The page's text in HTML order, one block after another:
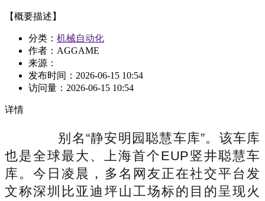
【概要描述】
分类： 机械自动化
作者：AGGAME
来源：
发布时间： 2026-06-15 10:54
访问量： 2026-06-15 10:54
详情
别名“静安明园聪慧车库”。该车库
也是全球最大、上海首个EUP竖井聪慧车
库。今日凌晨，多名网友正在社交平台发
文称深圳比亚迪坪山工场标的目的呈现火